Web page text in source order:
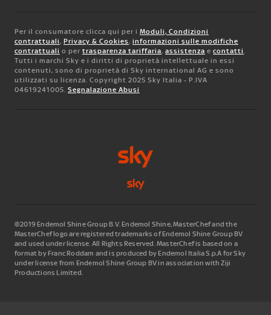
Per il consumatore clicca qui per i Moduli, Condizioni
contrattuali, Privacy & Cookies, informazioni sulle modifiche
contrattuali o per trasparenza tariffaria, assistenza e contatti.
Tutti i marchi Sky e i diritti di proprietà intellettuale in essi
contenuti, sono di proprietà di Sky international AG e sono
utilizzati su licenza. Copyright 2025 Sky Italia - P.IVA
04619241005. Segnalazione Abusi
©2019 Endemol Shine Group B.V. Endemol Shine, MasterChef and the
MasterChef logo are registered trademarks of Endemol Shine Group BV
and used under license. All Rights Reserved. MasterChef is based on a
format by Franc Roddam and is produced by Endemol Italia S.p.A for Sky
under license from Endemol Shine Group BV in association with Ziji
Productions Limited.